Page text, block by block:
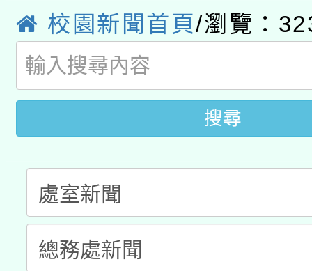
薪期間赴陸應申請許可
轉知經濟部水利署委託
業技術研究院辦理「
用水績優單位及節水達
動」
115年8月22日(星期六
桃園市孔廟祈福系列
開 智慧啟航」
2026年桃園地景藝術
校園新聞首頁/瀏覽：
搜尋